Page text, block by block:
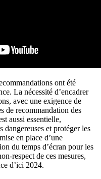
ont été
La nécessité d’encadrer
avec une exigence de
de recommandation des
aussi essentielle,
dangereuses et protéger les
en place d’une
du temps d’écran pour les
respect de ces mesures,
d’ici 2024.